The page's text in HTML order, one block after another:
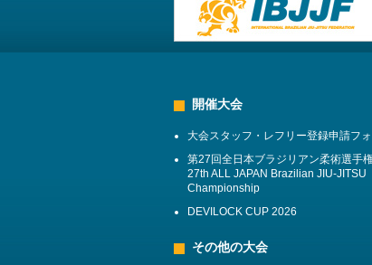
開催大会
大会スタッフ・レフリー登録申請フ
第27回全日本ブラジリアン柔術選手
27th ALL JAPAN Brazilian JIU-JITSU
Championship
DEVILOCK CUP 2026
その他の大会